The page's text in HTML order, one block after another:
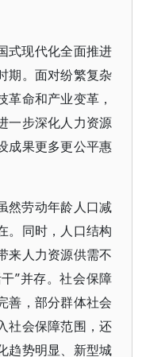
式现代化全面推进
期。面对纷繁复杂
革命和产业变革，
一步深化人力资源
成果更多更公平惠
然劳动年龄人口减
。同时，人口结构
来人力资源供需不
”并存。社会保障
善，部分群体社会
社会保障范围，还
趋势明显、新型城